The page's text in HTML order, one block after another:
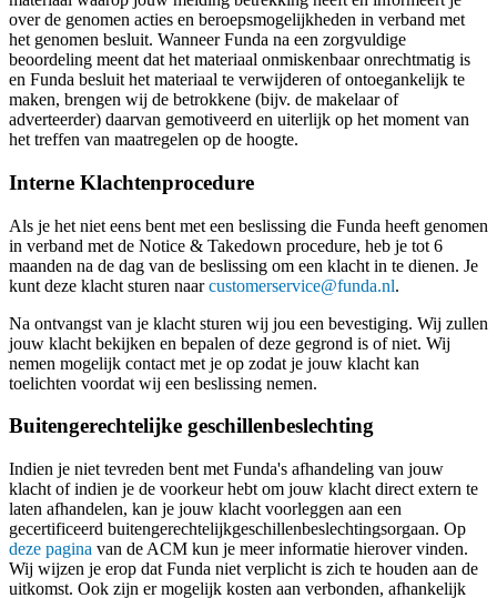
over de genomen acties en beroepsmogelijkheden in verband met
het genomen besluit. Wanneer Funda na een zorgvuldige
beoordeling meent dat het materiaal onmiskenbaar onrechtmatig is
en Funda besluit het materiaal te verwijderen of ontoegankelijk te
maken, brengen wij de betrokkene (bijv. de makelaar of
adverteerder) daarvan gemotiveerd en uiterlijk op het moment van
het treffen van maatregelen op de hoogte.
Interne Klachtenprocedure
Als je het niet eens bent met een beslissing die Funda heeft genomen
in verband met de Notice & Takedown procedure, heb je tot 6
maanden na de dag van de beslissing om een klacht in te dienen. Je
kunt deze klacht sturen naarcustomerservice@funda.nl.
Na ontvangst van je klacht sturen wij jou een bevestiging. Wij zullen
jouw klacht bekijken en bepalen of deze gegrond is of niet. Wij
nemen mogelijk contact met je op zodat je jouw klacht kan
toelichten voordat wij een beslissing nemen.
Buitengerechtelijke geschillenbeslechting
Indien je niet tevreden bent met Funda's afhandeling van jouw
klacht of indien je de voorkeur hebt om jouw klacht direct extern te
laten afhandelen, kan je jouw klacht voorleggen aan een
gecertificeerd buitengerechtelijkgeschillenbeslechtingsorgaan. Op
deze pagina van de ACM kun je meer informatie hierover vinden.
Wij wijzen je erop dat Funda niet verplicht is zich te houden aan de
uitkomst. Ook zijn er mogelijk kosten aan verbonden, afhankelijk